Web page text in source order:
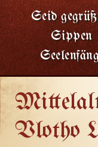
Seid
Sippen
Vlotho